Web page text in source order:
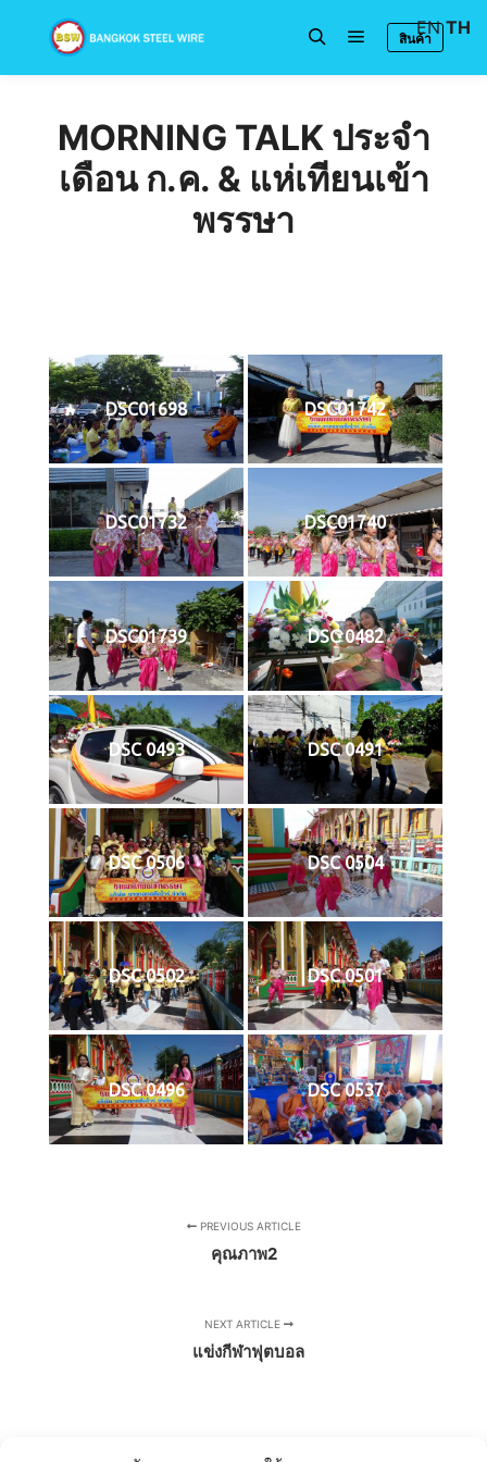
สินค้า
MORNING TALK ประจำ
เดือน ก.ค. & แห่เทียนเข้า
พรรษา
DSC01698 DSC01742
DSC01732 DSC01740
DSC01739 DSC 0482
DSC 0493 DSC 0491
DSC 0506 DSC 0504
DSC 0502 DSC 0501
DSC 0496 DSC 0537
PREVIOUS ARTICLE
คุณภาพ2
NEXT ARTICLE
แข่งกีฬาฟุตบอล
EN TH